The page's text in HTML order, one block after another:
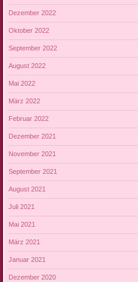
Dezember 2022
Oktober 2022
September 2022
August 2022
Mai 2022
März 2022
Februar 2022
Dezember 2021
November 2021
September 2021
August 2021
Juli 2021
Mai 2021
März 2021
Januar 2021
Dezember 2020